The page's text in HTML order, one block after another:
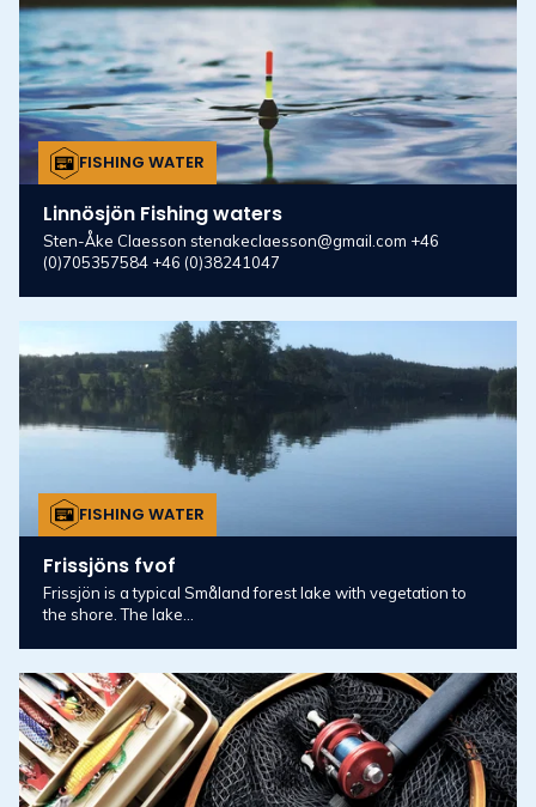
FISHING WATER
Linnösjön Fishing waters
Sten-Åke Claesson stenakeclaesson@gmail.com +46
(0)705357584 +46 (0)38241047
FISHING WATER
Frissjöns fvof
Frissjön is a typical Småland forest lake with vegetation to
the shore. The lake...